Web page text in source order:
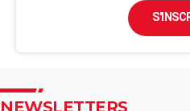
NEWSLETTERS